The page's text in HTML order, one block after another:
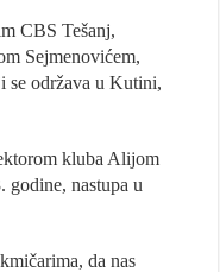
CBS Tešanj,
Sejmenovićem,
se održava u Kutini,
kluba Alijom
godine, nastupa u
da nas